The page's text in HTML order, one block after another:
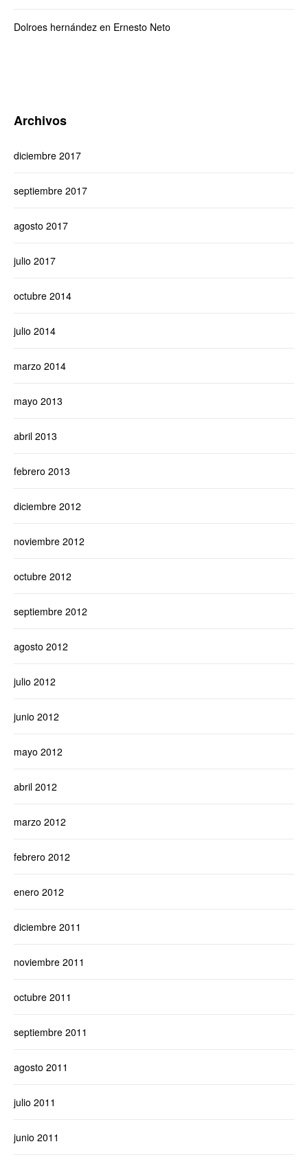
Dolroes hernández en Ernesto Neto
Archivos
diciembre 2017
septiembre 2017
agosto 2017
julio 2017
octubre 2014
julio 2014
marzo 2014
mayo 2013
abril 2013
febrero 2013
diciembre 2012
noviembre 2012
octubre 2012
septiembre 2012
agosto 2012
julio 2012
junio 2012
mayo 2012
abril 2012
marzo 2012
febrero 2012
enero 2012
diciembre 2011
noviembre 2011
octubre 2011
septiembre 2011
agosto 2011
julio 2011
junio 2011